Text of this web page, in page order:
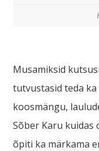
Musamiksid
tutvustasid teda
koosmängu,
Sõber Karu kuidas
õpiti ka märkama